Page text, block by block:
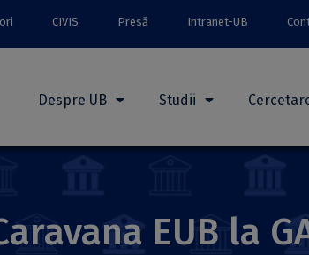
CIVIS Presă Intranet-UB
Despre UB Studii
EUB la